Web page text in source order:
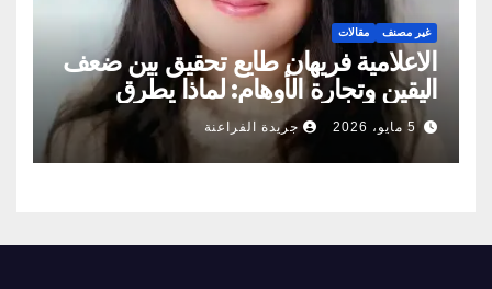
غير مصنف مقالات
الاعلامية فريهان طايع تحقيق بين ضعف
اليقين وتجارة الأوهام: لماذا يطرق
الناس أبواب المشعوذين
5 مايو، 2026 جريدة الفراعنة